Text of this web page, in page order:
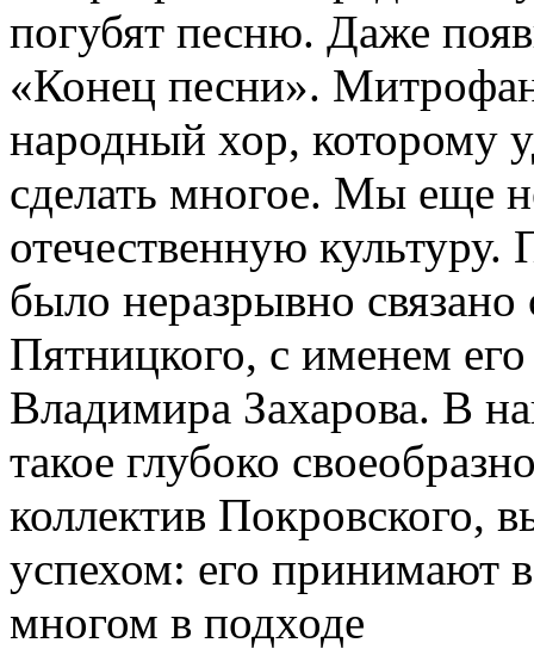
погубят песню. Даже
«Конец песни».
народный хор, которому
сделать многое. Мы еще
отечественную культуру.
было неразрывно
Пятницкого, с именем
Владимира Захарова. В
такое глубоко
коллектив
успехом: его принимают
многом в подходе